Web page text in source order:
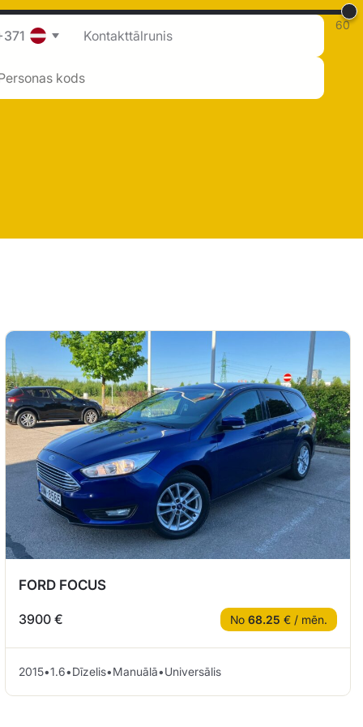
60
FORD FOCUS
3900 € No 68.25 € / mēn.
2015•1.6•Dīzelis•Manuālā•Universālis